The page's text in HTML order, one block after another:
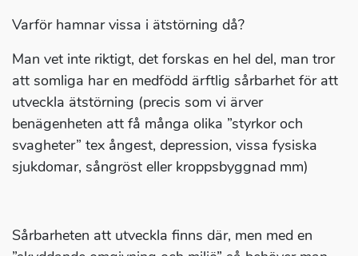
Varför hamnar vissa i ätstörning då?
Man vet inte riktigt, det forskas en hel del, man tror
att somliga har en medfödd ärftlig sårbarhet för att
utveckla ätstörning (precis som vi ärver
benägenheten att få många olika ”styrkor och
svagheter” tex ångest, depression, vissa fysiska
sjukdomar, sångröst eller kroppsbyggnad mm)
Sårbarheten att utveckla finns där, men med en